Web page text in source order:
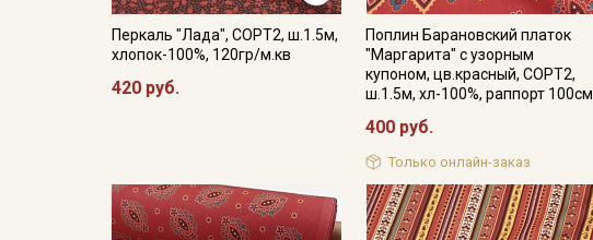
Перкаль "Лада", СОРТ2, ш.1.5м,
хлопок-100%, 120гр/м.кв
420 руб.
Поплин Барановский платок
"Маргарита" с узорным
купоном, цв.красный, СОРТ2,
ш.1.5м, хл-100%, раппорт 100см
400 руб.
Только онлайн-заказ